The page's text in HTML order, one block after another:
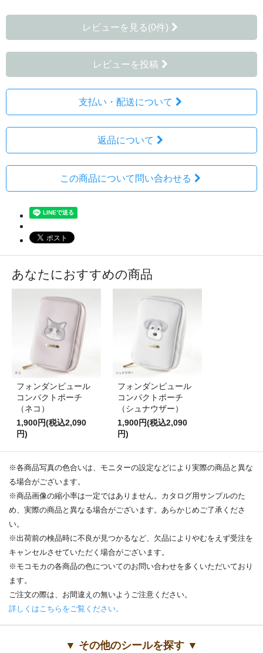
レビューを見る(0件)
レビューを投稿
支払い・配送について
返品について
この商品について問い合わせる
あなたにおすすめの商品
フォンダンピュール
コンパクトポーチ
（ネコ）
1,900円(税込2,090
円)
フォンダンピュール
コンパクトポーチ
（シュナウザー）
1,900円(税込2,090
円)
※各商品写真の色合いは、モニターの設定などにより実際の商品と異な
る場合がございます。
※商品画像の縮小率は一定ではありません。カタログ用サンプルのた
め、実際の商品と異なる場合がございます。あらかじめご了承くださ
い。
※出荷前の検品時に不良が見つかるなど、欠品によりやむをえず受注を
キャンセルさせていただく場合がございます。
※モコモカの各商品の色についてのお問い合わせを多くいただいており
ます。
ご注文の際は、お間違えの無いようご注意ください。
詳しくはこちらをご覧ください。
▼ その他のシールを探す ▼